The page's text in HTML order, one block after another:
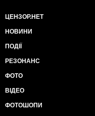
ЦЕНЗОР.НЕТ
НОВИНИ
ПОДІЇ
РЕЗОНАНС
ФОТО
ВІДЕО
ФОТОШОПИ